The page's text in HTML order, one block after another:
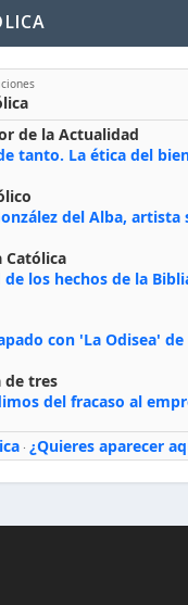
de la Actualidad
tanto. La ética del
Católica
los hechos de la
con 'La Odisea'
de tres
del fracaso al
· ¿Quieres aparecer